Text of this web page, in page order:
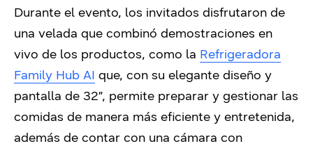
Durante el evento, los invitados disfrutaron de
una velada que combinó demostraciones en
vivo de los productos, como la Refrigeradora
Family Hub AI que, con su elegante diseño y
pantalla de 32”, permite preparar y gestionar las
comidas de manera más eficiente y entretenida,
además de contar con una cámara con